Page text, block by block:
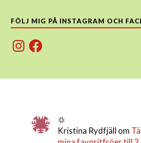
FÖLJ MIG PÅ INSTAGRAM OCH
InstagramFacebook
Kristina Rydfjäll om